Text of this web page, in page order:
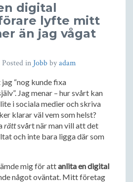
digital
lyfte mitt
än jag vågat
Posted in Jobbbyadam
“nog kunde fixa
Jag menar – hur svårt kan
i sociala medier och skriva
klarar väl vem som helst?
rättsvårt när man vill att det
och inte bara ligga där som
mig för attanlita en digital
något oväntat. Mitt företag